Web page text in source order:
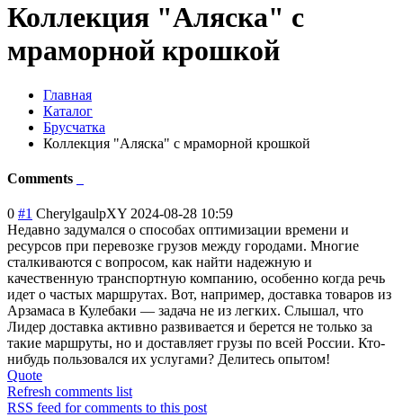
Коллекция "Аляска" с
мраморной крошкой
Главная
Каталог
Брусчатка
Коллекция "Аляска" с мраморной крошкой
Comments
0 #1 CherylgaulpXY 2024-08-28 10:59
Недавно задумался о способах оптимизации времени и
ресурсов при перевозке грузов между городами. Многие
сталкиваются с вопросом, как найти надежную и
качественную транспортную компанию, особенно когда речь
идет о частых маршрутах. Вот, например, доставка товаров из
Арзамаса в Кулебаки — задача не из легких. Слышал, что
Лидер доставка активно развивается и берется не только за
такие маршруты, но и доставляет грузы по всей России. Кто-
нибудь пользовался их услугами? Делитесь опытом!
Quote
Refresh comments list
RSS feed for comments to this post